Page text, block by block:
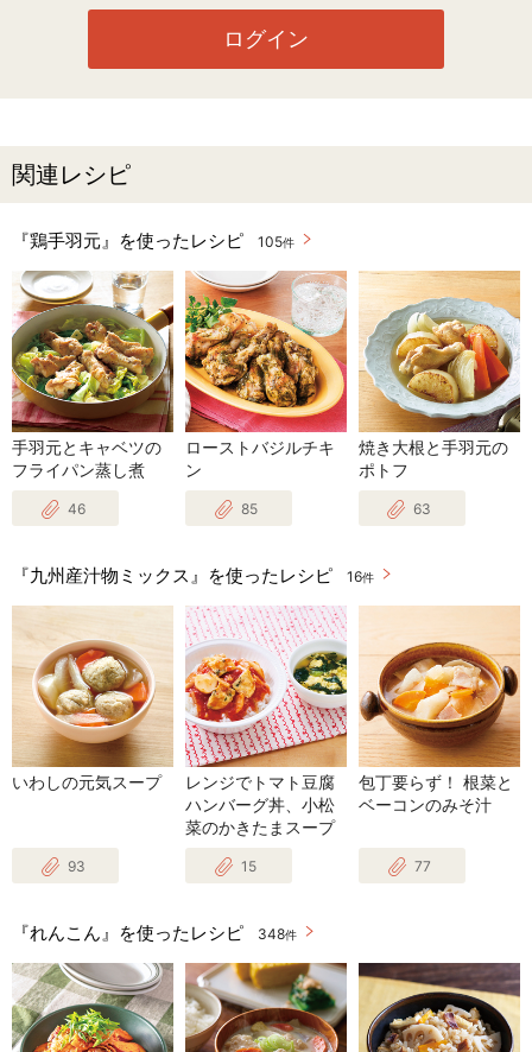
ログイン
関連レシピ
『鶏手羽元』を使ったレシピ 105件
手羽元とキャベツの
フライパン蒸し煮
46
ローストバジルチキ
ン
85
焼き大根と手羽元の
ポトフ
63
『九州産汁物ミックス』を使ったレシピ 16件
いわしの元気スープ
93
レンジでトマト豆腐
ハンバーグ丼、小松
菜のかきたまスープ
15
包丁要らず！ 根菜と
ベーコンのみそ汁
77
『れんこん』を使ったレシピ 348件